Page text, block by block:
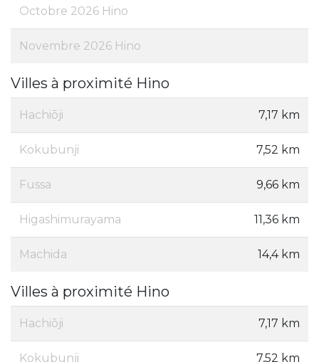
Octobre 2026 Hino
Novembre 2026 Hino
Villes à proximité Hino
Hachiōji 7,17 km
Kokubunji 7,52 km
Fussa 9,66 km
Higashimurayama 11,36 km
Machida 14,4 km
Villes à proximité Hino
Hachiōji 7,17 km
Kokubunji 7,52 km